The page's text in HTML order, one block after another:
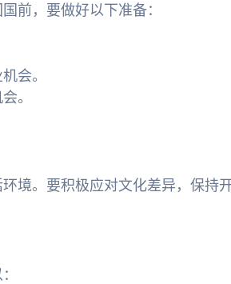
前，要做好以下准备：
会。
。
境。要积极应对文化差异，保持